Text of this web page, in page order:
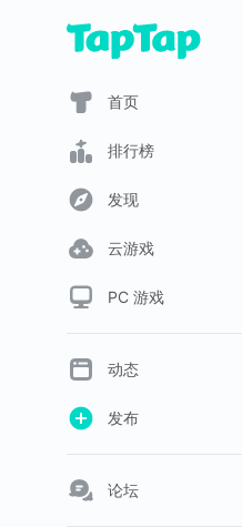
首页
排行榜
发现
云游戏
PC 游戏
动态
发布
论坛